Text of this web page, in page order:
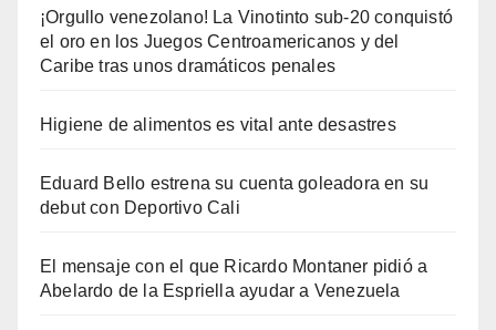
¡Orgullo venezolano! La Vinotinto sub-20 conquistó
el oro en los Juegos Centroamericanos y del
Caribe tras unos dramáticos penales
Higiene de alimentos es vital ante desastres
Eduard Bello estrena su cuenta goleadora en su
debut con Deportivo Cali
El mensaje con el que Ricardo Montaner pidió a
Abelardo de la Espriella ayudar a Venezuela